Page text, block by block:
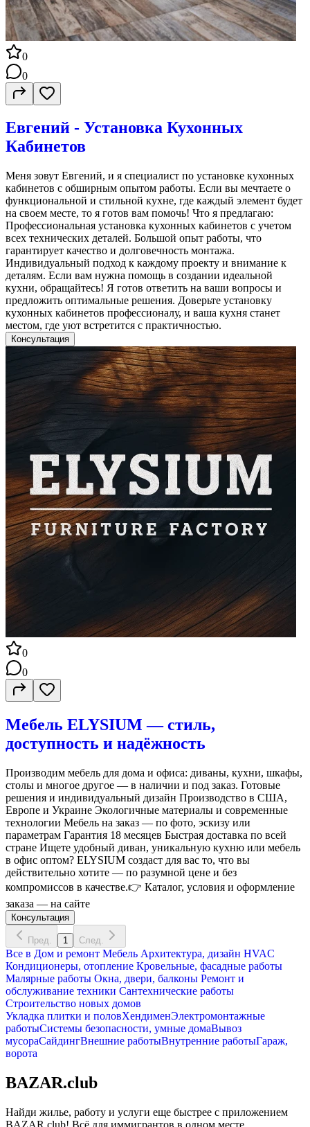
0
0
Евгений - Установка Кухонных
Кабинетов
Меня зовут Евгений, и я специалист по установке кухонных
кабинетов с обширным опытом работы. Если вы мечтаете о
функциональной и стильной кухне, где каждый элемент будет
на своем месте, то я готов вам помочь! Что я предлагаю:
Профессиональная установка кухонных кабинетов с учетом
всех технических деталей. Большой опыт работы, что
гарантирует качество и долговечность монтажа.
Индивидуальный подход к каждому проекту и внимание к
деталям. Если вам нужна помощь в создании идеальной
кухни, обращайтесь! Я готов ответить на ваши вопросы и
предложить оптимальные решения. Доверьте установку
кухонных кабинетов профессионалу, и ваша кухня станет
местом, где уют встретится с практичностью.
Консультация
0
0
Мебель ELYSIUM — стиль,
доступность и надёжность
Производим мебель для дома и офиса: диваны, кухни, шкафы,
столы и многое другое — в наличии и под заказ. Готовые
решения и индивидуальный дизайн Производство в США,
Европе и Украине Экологичные материалы и современные
технологии Мебель на заказ — по фото, эскизу или
параметрам Гарантия 18 месяцев Быстрая доставка по всей
стране Ищете удобный диван, уникальную кухню или мебель
в офис оптом? ELYSIUM создаст для вас то, что вы
действительно хотите — по разумной цене и без
компромиссов в качестве.👉 Каталог, условия и оформление
заказа — на сайте
Консультация
Пред. 1 След.
Все в Дом и ремонт Мебель Архитектура, дизайн HVAC
Кондиционеры, oтопление Кровельные, фасадные работы
Малярные работы Окна, двери, балконы Ремонт и
обслуживание техники Сантехнические работы
Строительство новых домов
Укладка плитки и половХендименЭлектромонтажные
работыСистемы безопасности, умные домаВывоз
мусораСайдингВнешние работыВнутренние работыГараж,
ворота
BAZAR.club
Найди жилье, работу и услуги еще быстрее с приложением
BAZAR.club! Всё для иммигрантов в одном месте.